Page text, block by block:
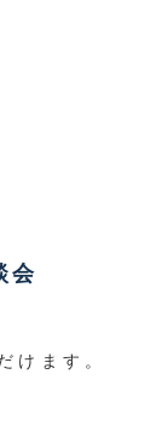
会
けます。